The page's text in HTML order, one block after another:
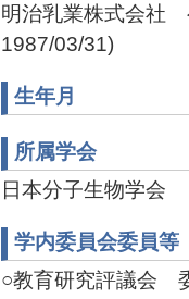
明治乳業株式会社
1987/03/31)
生年月
所属学会
日本分子生物学会
学内委員会委員等
○教育研究評議会